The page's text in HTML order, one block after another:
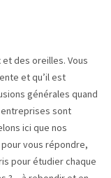
des oreilles. Vous
et qu’il est
générales quand
entreprises sont
ici que nos
vous répondre,
pour étudier chaque